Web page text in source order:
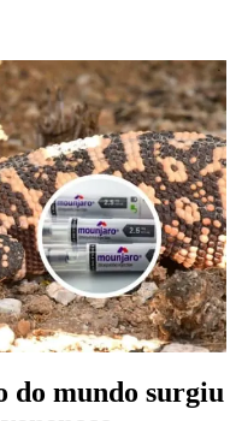
do mundo surgiu